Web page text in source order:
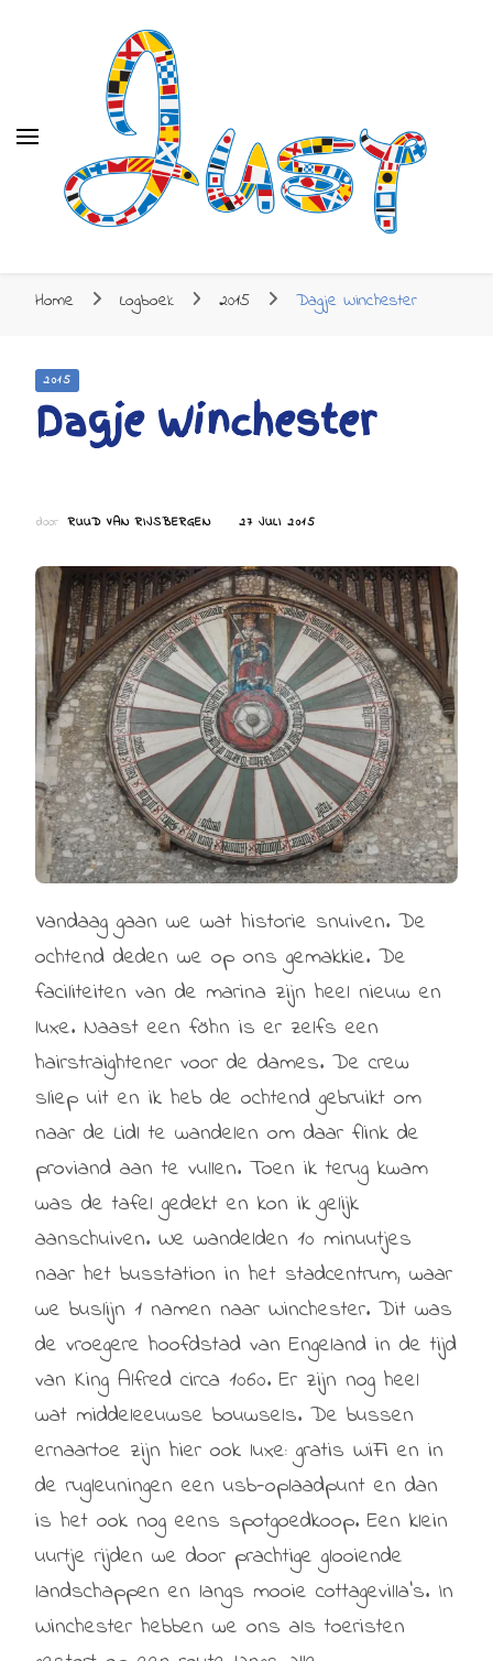
Home Logboek 2015 Dagje Winchester
2015
Dagje Winchester
door RUUD VAN RIJSBERGEN 27 JULI 2015
Vandaag gaan we wat historie snuiven. De
ochtend deden we op ons gemakkie. De
faciliteiten van de marina zijn heel nieuw en
luxe. Naast een föhn is er zelfs een
hairstraightener voor de dames. De crew
sliep uit en ik heb de ochtend gebruikt om
naar de Lidl te wandelen om daar flink de
proviand aan te vullen. Toen ik terug kwam
was de tafel gedekt en kon ik gelijk
aanschuiven. We wandelden 10 minuutjes
naar het busstation in het stadcentrum, waar
we buslijn 1 namen naar Winchester. Dit was
de vroegere hoofdstad van Engeland in de tijd
van King Alfred circa 1060. Er zijn nog heel
wat middeleeuwse bouwsels. De bussen
ernaartoe zijn hier ook luxe: gratis WiFi en in
de rugleuningen een usb-oplaadpunt en dan
is het ook nog eens spotgoedkoop. Een klein
uurtje rijden we door prachtige glooiende
landschappen en langs mooie cottagevilla’s. In
Winchester hebben we ons als toeristen